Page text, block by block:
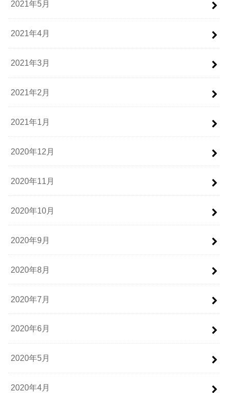
2021年5月
2021年4月
2021年3月
2021年2月
2021年1月
2020年12月
2020年11月
2020年10月
2020年9月
2020年8月
2020年7月
2020年6月
2020年5月
2020年4月